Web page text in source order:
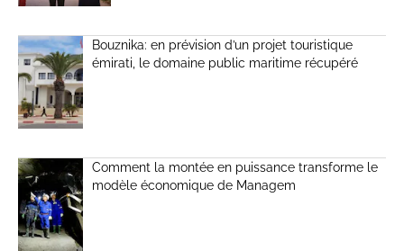
Bouznika: en prévision d’un projet touristique
émirati, le domaine public maritime récupéré
Comment la montée en puissance transforme le
modèle économique de Managem